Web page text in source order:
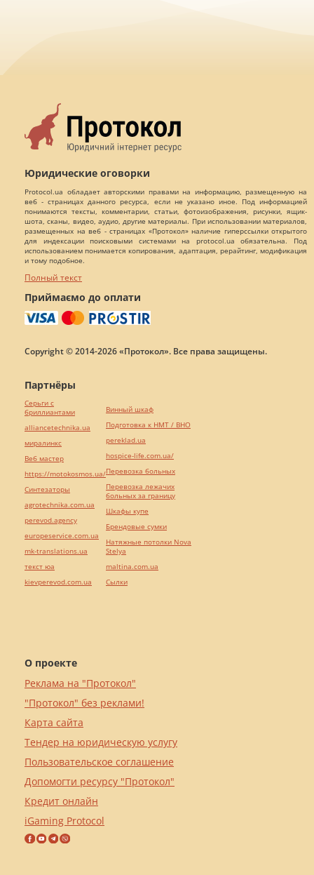
Юридические оговорки
Protocol.ua обладает авторскими правами на информацию, размещенную на
веб - страницах данного ресурса, если не указано иное. Под информацией
понимаются тексты, комментарии, статьи, фотоизображения, рисунки, ящик-
шота, сканы, видео, аудио, другие материалы. При использовании материалов,
размещенных на веб - страницах «Протокол» наличие гиперссылки открытого
для индексации поисковыми системами на protocol.ua обязательна. Под
использованием понимается копирования, адаптация, рерайтинг, модификация
и тому подобное.
Полный текст
Приймаємо до оплати
Copyright © 2014-2026 «Протокол». Все права защищены.
О проекте
Реклама на "Протокол"
"Протокол" без реклами!
Карта сайта
Тендер на юридическую услугу
Пользовательское соглашение
Допомогти ресурсу "Протокол"
Кредит онлайн
iGaming Protocol
Партнёры
Серьги с
бриллиантами
alliancetechnika.ua
миралинкс
Веб мастер
https://motokosmos.ua/
Синтезаторы
agrotechnika.com.ua
perevod.agency
europeservice.com.ua
mk-translations.ua
текст юа
kievperevod.com.ua
Винный шкаф
Подготовка к НМТ / ВНО
pereklad.ua
hospice-life.com.ua/
Перевозка больных
Перевозка лежачих
больных за границу
Шкафы купе
Брендовые сумки
Натяжные потолки Nova
Stelya
maltina.com.ua
Cылки